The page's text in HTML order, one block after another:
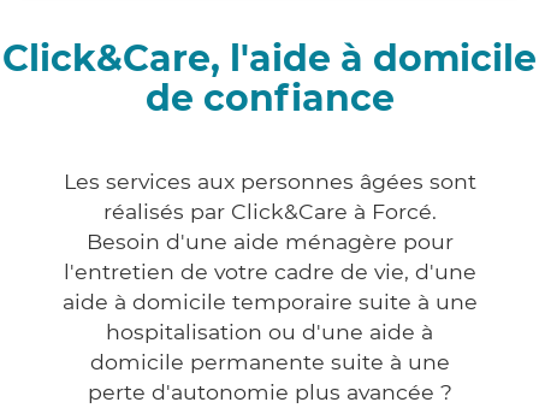
Click&Care, l'aide à domicile
de confiance
Les services aux personnes âgées sont
réalisés par Click&Care à Forcé.
Besoin d'une aide ménagère pour
l'entretien de votre cadre de vie, d'une
aide à domicile temporaire suite à une
hospitalisation ou d'une aide à
domicile permanente suite à une
perte d'autonomie plus avancée ?